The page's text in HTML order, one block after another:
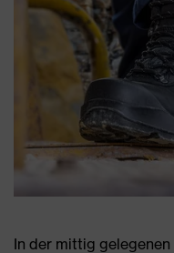
In der mittig gelegenen